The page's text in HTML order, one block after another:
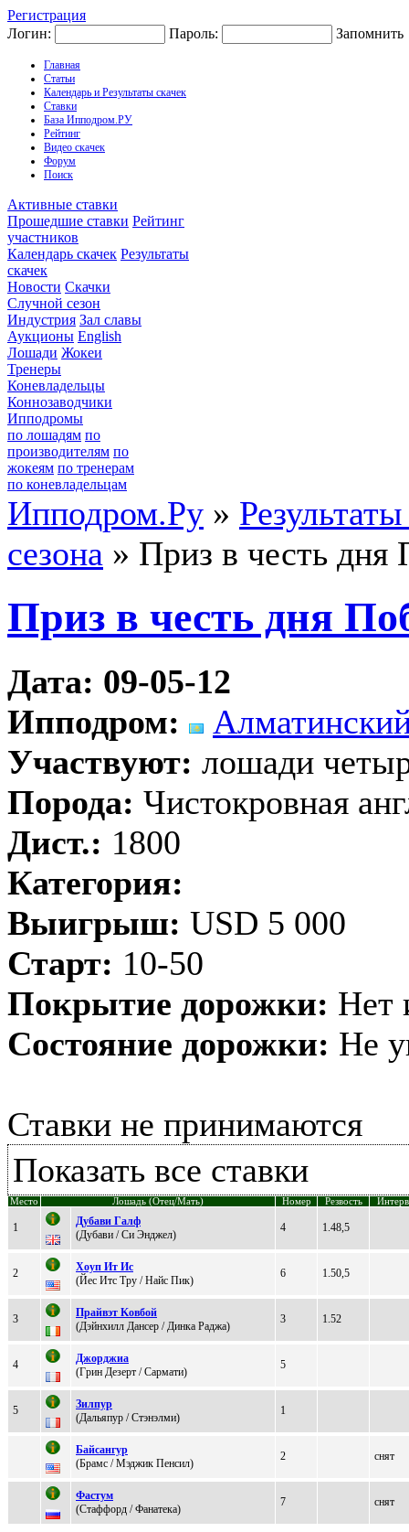
Регистрация
Логин:
Пароль: Запомнить
Главная
Статьи
Календарь и Результаты скачек
Ставки
База Ипподром.РУ
Рейтинг
Видео скачек
Форум
Поиск
Активные ставки
Прошедшие ставки Рейтинг
участников
Календарь скачек Результаты
скачек
Новости Скачки
Случной сезон
Индустрия Зал славы
Аукционы English
Лошади Жокеи
Тренеры
Коневладельцы
Коннозаводчики
Ипподромы
по лошадям по
производителям по
жокеям по тренерам
по коневладельцам
Ипподром.Ру »
сезона » Приз в честь дня
Приз в честь дня
Дата: 09-05-12
Ипподром:
Участвуют: лошади
Порода: Чистокровная
Дист.: 1800
Категория:
Выигрыш: USD 5 000
Старт: 10-50
Покрытие дорожки: Нет
Состояние дорожки: Не
Ставки не принимаются
Показать все ставки
Место Лошадь (Отец/Мать) Номер Резвость
1
Дубaви Гaлф
(Дубaви / Cи Энджeл)
4 1.48,5
2
Хоуп Ит Ис
(Йес Итс Tру / Haйc Пик)
6 1.50,5
3
Пpaйвэт Kовбой
(Дэйнxилл Дaнсеp / Динка Раджа)
3 1.52
4
Джopджиa
(Гpин Дезеpт / Cармати)
5
5
Зилпур
(Дальяпуp / Cтэнэлми)
1
Бaйcaнгур
(Бpамс / Mэджик Пeнсил)
2 снят
Фастум
(Cтаффoрд / Фанатeка)
7 снят